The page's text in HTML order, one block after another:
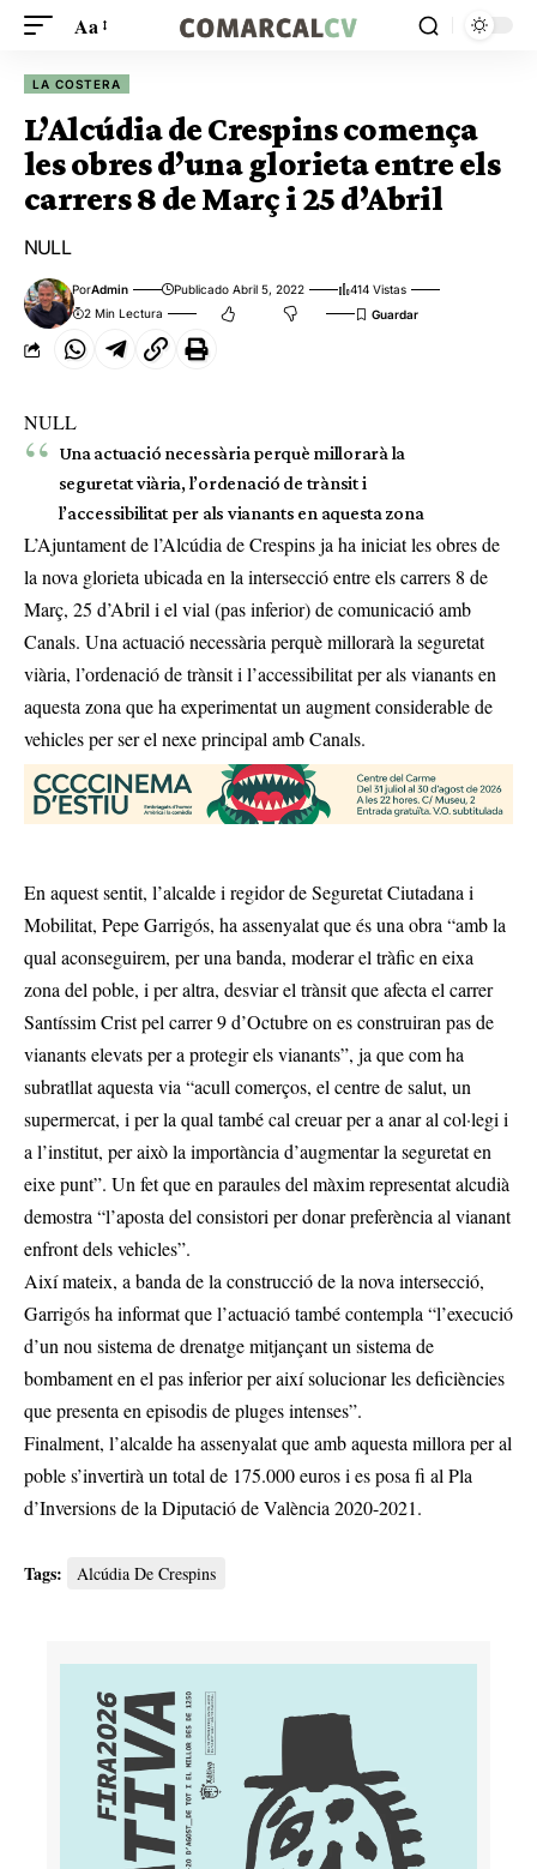
Aa
LA COSTERA
L’Alcúdia de Crespins comença
les obres d’una glorieta entre els
carrers 8 de Març i 25 d’Abril
NULL
PorAdmin Publicado Abril 5, 2022
414 Vistas
2 Min Lectura
NULL
Una actuació necessària perquè millorarà la
seguretat viària, l’ordenació de trànsit i
l’accessibilitat per als vianants en aquesta zona
L’Ajuntament de l’Alcúdia de Crespins ja ha iniciat les obres de
la nova glorieta ubicada en la intersecció entre els carrers 8 de
Març, 25 d’Abril i el vial (pas inferior) de comunicació amb
Canals. Una actuació necessària perquè millorarà la seguretat
viària, l’ordenació de trànsit i l’accessibilitat per als vianants en
aquesta zona que ha experimentat un augment considerable de
vehicles per ser el nexe principal amb Canals.
En aquest sentit, l’alcalde i regidor de Seguretat Ciutadana i
Mobilitat, Pepe Garrigós, ha assenyalat que és una obra “amb la
qual aconseguirem, per una banda, moderar el tràfic en eixa
zona del poble, i per altra, desviar el trànsit que afecta el carrer
Santíssim Crist pel carrer 9 d’Octubre on es construiran pas de
vianants elevats per a protegir els vianants”, ja que com ha
subratllat aquesta via “acull comerços, el centre de salut, un
supermercat, i per la qual també cal creuar per a anar al col·legi i
a l’institut, per això la importància d’augmentar la seguretat en
eixe punt”. Un fet que en paraules del màxim representat alcudià
demostra “l’aposta del consistori per donar preferència al vianant
enfront dels vehicles”.
Així mateix, a banda de la construcció de la nova intersecció,
Garrigós ha informat que l’actuació també contempla “l’execució
d’un nou sistema de drenatge mitjançant un sistema de
bombament en el pas inferior per així solucionar les deficiències
que presenta en episodis de pluges intenses”.
Finalment, l’alcalde ha assenyalat que amb aquesta millora per al
poble s’invertirà un total de 175.000 euros i es posa fi al Pla
d’Inversions de la Diputació de València 2020-2021.
Tags: Alcúdia De Crespins